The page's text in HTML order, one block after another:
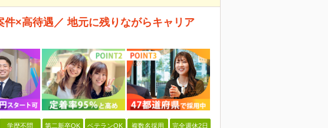
×高待遇／ 地元に残りながらキャリア
学歴不問 第二新卒OK ベテランOK 複数名採用 完全週休2日